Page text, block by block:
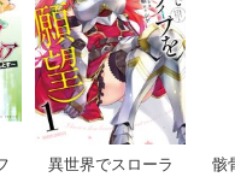
異世界でスローラ
骸